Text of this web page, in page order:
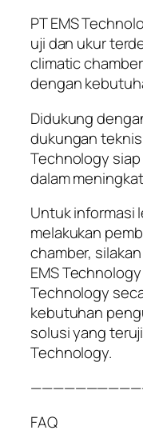
PT EMS
uji dan ukur
climatic
dengan
Didukung
dukungan
Technology
dalam
Untuk informasi
melakukan
chamber,
EMS
Technology
kebutuhan
solusi yang
Technology.
FAQ